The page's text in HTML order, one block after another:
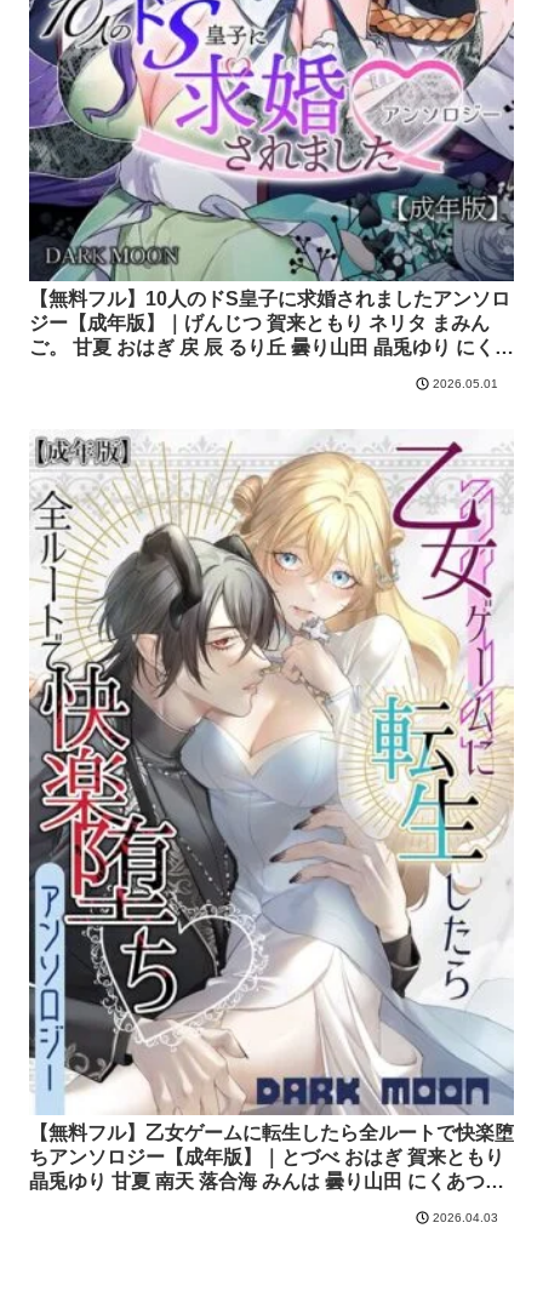
【無料フル】10人のドS皇子に求婚されましたアンソロ
ジー【成年版】｜げんじつ 賀来ともり ネリタ まみん
ご。 甘夏 おはぎ 戻 辰 るり丘 曇り山田 晶兎ゆり にくあ
2026.05.01
【無料フル】乙女ゲームに転生したら全ルートで快楽堕
ちアンソロジー【成年版】｜とづべ おはぎ 賀来ともり
晶兎ゆり 甘夏 南天 落合海 みんは 曇り山田 にくあつポ
2026.04.03